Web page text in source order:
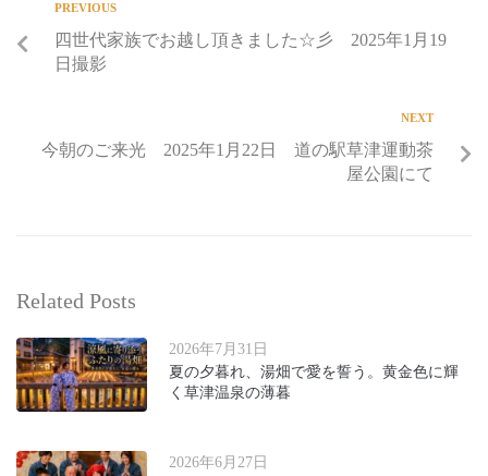
PREVIOUS
四世代家族でお越し頂きました☆彡 2025年1月19
日撮影
NEXT
今朝のご来光 2025年1月22日 道の駅草津運動茶
屋公園にて
Related Posts
2026年7月31日
夏の夕暮れ、湯畑で愛を誓う。黄金色に輝
く草津温泉の薄暮
2026年6月27日